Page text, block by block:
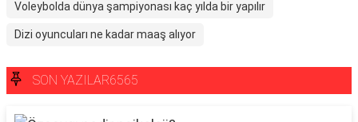
Voleybolda dünya şampiyonası kaç yılda bir yapılır
Dizi oyuncuları ne kadar maaş alıyor
SON YAZILAR6565